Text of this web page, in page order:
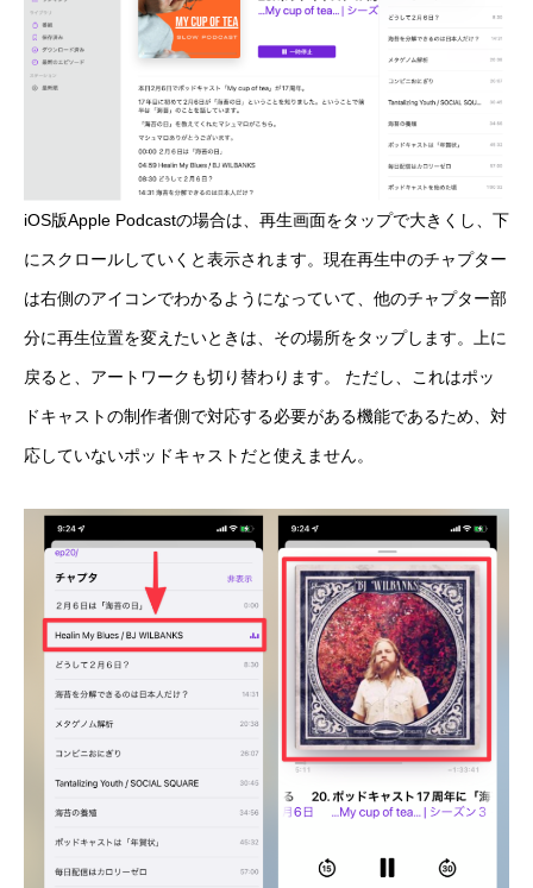
iOS版Apple Podcastの場合は、再生画面をタップで大きくし、下
にスクロールしていくと表示されます。現在再生中のチャプター
は右側のアイコンでわかるようになっていて、他のチャプター部
分に再生位置を変えたいときは、その場所をタップします。上に
戻ると、アートワークも切り替わります。 ただし、これはポッ
ドキャストの制作者側で対応する必要がある機能であるため、対
応していないポッドキャストだと使えません。